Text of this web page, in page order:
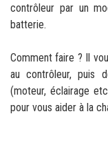
contrôleur par un
batterie.
Comment faire ? Il
au contrôleur, puis
(moteur, éclairage
pour vous aider à la